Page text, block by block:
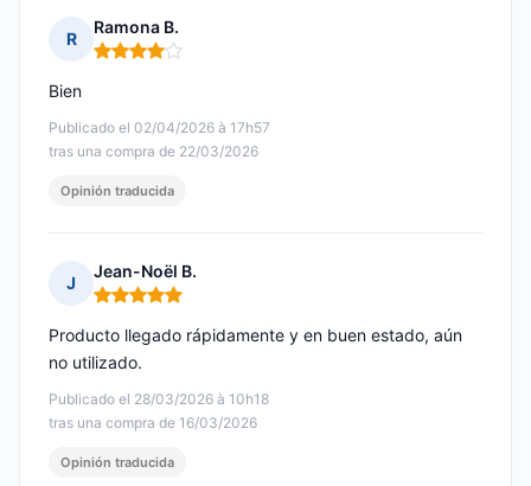
R
Ramona B.
Nota: 4 de 5
Publicado el 02/04/2026 à 17h57
tras una compra de 22/03/2026
Bien
Opinión traducida
J
Jean-Noël B.
Nota: 5 de 5
Publicado el 28/03/2026 à 10h18
tras una compra de 16/03/2026
Producto llegado rápidamente y en buen estado, aún
no utilizado.
Opinión traducida